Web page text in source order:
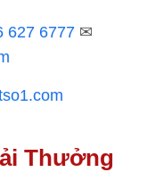
627 6777 ✉
Thưởng